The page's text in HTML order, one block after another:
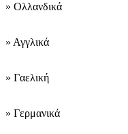
» Ολλανδικά
» Αγγλικά
» Γαελική
» Γερμανικά